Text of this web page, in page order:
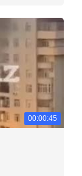
00:00:45